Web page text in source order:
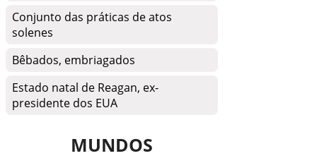
Conjunto das práticas de atos
solenes
Bêbados, embriagados
Estado natal de Reagan, ex-
presidente dos EUA
MUNDOS